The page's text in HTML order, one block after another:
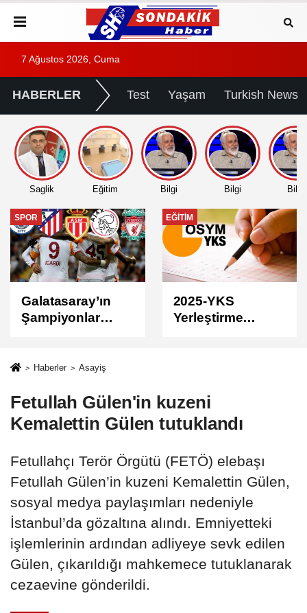
7 Ağustos 2026, Cuma
HABERLER Test Yaşam Turkish News
Saglik Eğitim Bilgi Bilgi Bilgi
EĞITIM
2025-YKS
Yerleştirme
Sonuçlar
Açıldı
EĞITIM
2025 DGS Sınav
Sonuçları
Haberler Asayiş
Fetullah Gülen'in kuzeni
Kemalettin Gülen tutuklandı
Fetullahçı Terör Örgütü (FETÖ) elebaşı
Fetullah Gülen’in kuzeni Kemalettin Gülen,
sosyal medya paylaşımları nedeniyle
İstanbul’da gözaltına alındı. Emniyetteki
işlemlerinin ardından adliyeye sevk edilen
Gülen, çıkarıldığı mahkemece tutuklanarak
cezaevine gönderildi.